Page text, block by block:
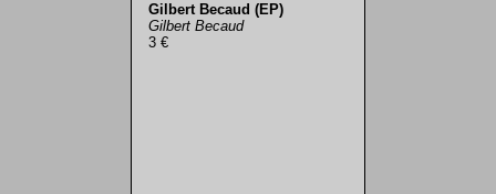
Gilbert Becaud (EP)
Gilbert Becaud
3 €